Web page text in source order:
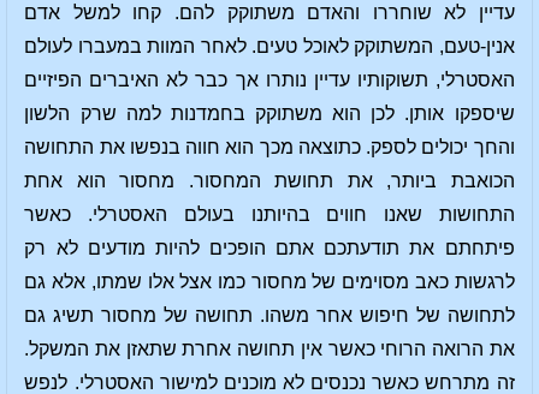
עדיין לא שוחררו והאדם משתוקק להם. קחו למשל אדם
אנין-טעם, המשתוקק לאוכל טעים. לאחר המוות במעברו לעולם
האסטרלי, תשוקותיו עדיין נותרו אך כבר לא האיברים הפיזיים
שיספקו אותן. לכן הוא משתוקק בחמדנות למה שרק הלשון
והחך יכולים לספק. כתוצאה מכך הוא חווה בנפשו את התחושה
הכואבת ביותר, את תחושת המחסור. מחסור הוא אחת
התחושות שאנו חווים בהיותנו בעולם האסטרלי. כאשר
פיתחתם את תודעתכם אתם הופכים להיות מודעים לא רק
לרגשות כאב מסוימים של מחסור כמו אצל אלו שמתו, אלא גם
לתחושה של חיפוש אחר משהו. תחושה של מחסור תשיג גם
את הרואה הרוחי כאשר אין תחושה אחרת שתאזן את המשקל.
זה מתרחש כאשר נכנסים לא מוכנים למישור האסטרלי. לנפש